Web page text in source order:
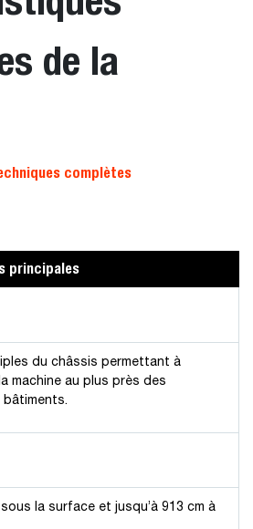
de la
complètes
principales
du châssis permettant à
machine au plus près des
bâtiments.
la surface et jusqu’à 913 cm à